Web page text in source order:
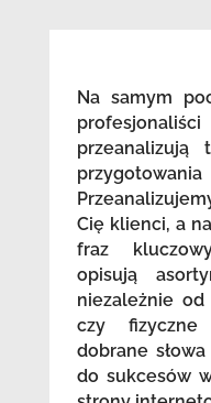
Na samym
Cię klienci, a
fraz
opisują
niezależnie
czy fizyczne
dobrane
do sukcesów